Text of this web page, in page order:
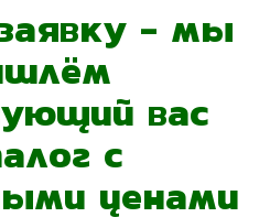
- мы
вас
с
ценами